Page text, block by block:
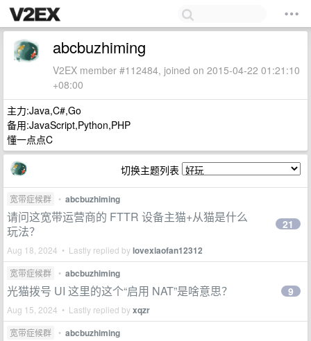
abcbuzhiming
V2EX member #112484, joined on 2015-04-22 01:21:10
+08:00
主力:Java,C#,Go
备用:JavaScript,Python,PHP
懂一点点C
切换主题列表
宽带症候群 • abcbuzhiming
请问这宽带运营商的 FTTR 设备主猫+从猫是什么
玩法？
Aug 18, 2024 • Lastly replied bylovexiaofan12312
21
宽带症候群 • abcbuzhiming
光猫拨号 UI 这里的这个“启用 NAT”是啥意思？
Aug 15, 2024 • Lastly replied byxqzr
9
宽带症候群 • abcbuzhiming